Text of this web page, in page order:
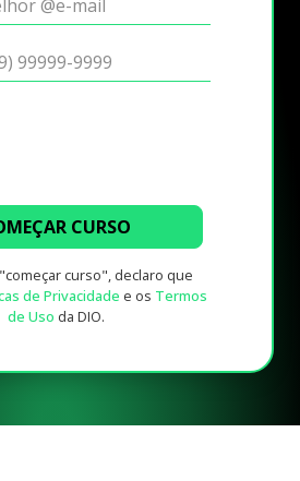
CURSO
curso", declaro que
de Privacidade e os Termos
de Uso da DIO.